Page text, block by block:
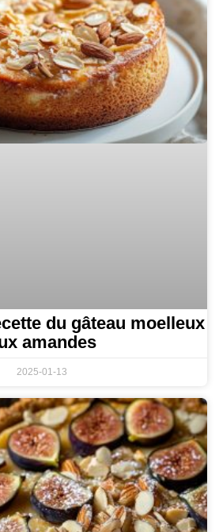
du gâteau moelleux
amandes
2025-01-13